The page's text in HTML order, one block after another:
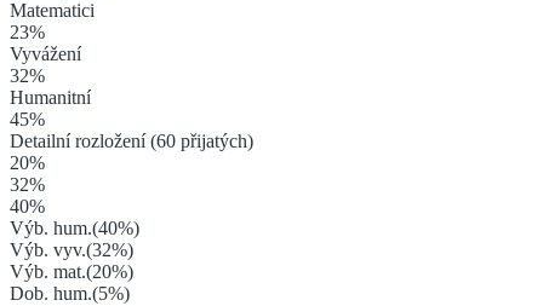
Matematici
23%
Vyvážení
32%
Humanitní
45%
Detailní rozložení (60 přijatých)
20%
32%
40%
Výb. hum.(40%)
Výb. vyv.(32%)
Výb. mat.(20%)
Dob. hum.(5%)